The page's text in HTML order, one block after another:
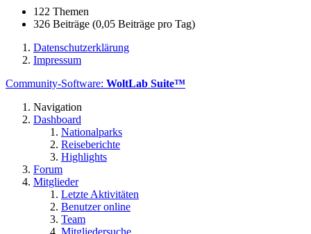
122 Themen
326 Beiträge (0,05 Beiträge pro Tag)
Datenschutzerklärung
Impressum
Community-Software: WoltLab Suite™
Navigation
Dashboard
Nationalparks
Reiseberichte
Highlights
Forum
Mitglieder
Letzte Aktivitäten
Benutzer online
Team